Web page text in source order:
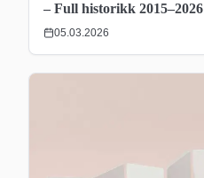
– Full historikk 2015–2026
05.03.2026